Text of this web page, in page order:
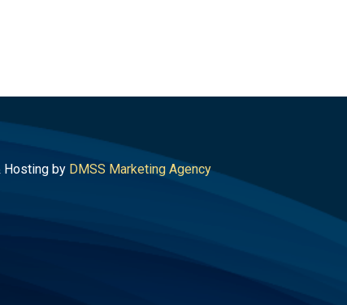
Hosting by DMSS Marketing Agency